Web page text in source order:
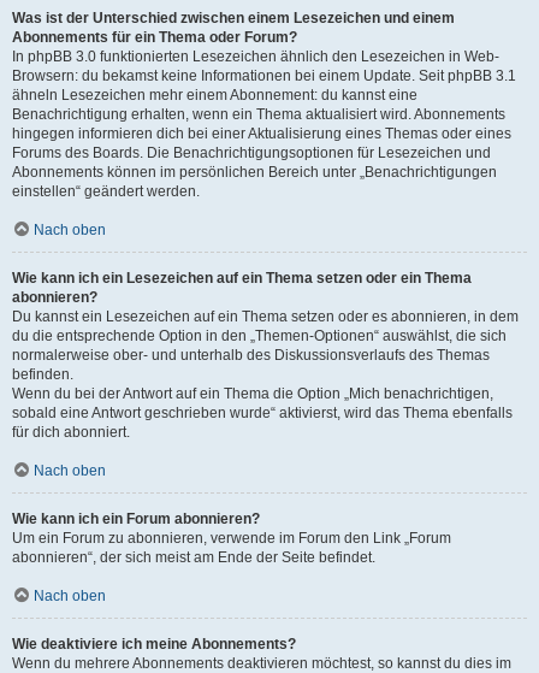
Was ist der Unterschied zwischen einem Lesezeichen und einem
Abonnements für ein Thema oder Forum?
In phpBB 3.0 funktionierten Lesezeichen ähnlich den Lesezeichen in Web-
Browsern: du bekamst keine Informationen bei einem Update. Seit phpBB 3.1
ähneln Lesezeichen mehr einem Abonnement: du kannst eine
Benachrichtigung erhalten, wenn ein Thema aktualisiert wird. Abonnements
hingegen informieren dich bei einer Aktualisierung eines Themas oder eines
Forums des Boards. Die Benachrichtigungsoptionen für Lesezeichen und
Abonnements können im persönlichen Bereich unter „Benachrichtigungen
einstellen“ geändert werden.
Nach oben
Wie kann ich ein Lesezeichen auf ein Thema setzen oder ein Thema
abonnieren?
Du kannst ein Lesezeichen auf ein Thema setzen oder es abonnieren, in dem
du die entsprechende Option in den „Themen-Optionen“ auswählst, die sich
normalerweise ober- und unterhalb des Diskussionsverlaufs des Themas
befinden.
Wenn du bei der Antwort auf ein Thema die Option „Mich benachrichtigen,
sobald eine Antwort geschrieben wurde“ aktivierst, wird das Thema ebenfalls
für dich abonniert.
Nach oben
Wie kann ich ein Forum abonnieren?
Um ein Forum zu abonnieren, verwende im Forum den Link „Forum
abonnieren“, der sich meist am Ende der Seite befindet.
Nach oben
Wie deaktiviere ich meine Abonnements?
Wenn du mehrere Abonnements deaktivieren möchtest, so kannst du dies im